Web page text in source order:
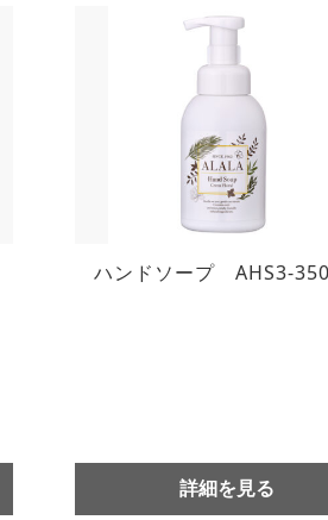
ハンドソープ AHS3-
詳細を見る